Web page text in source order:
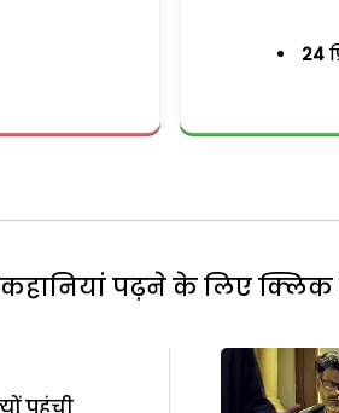
24
पढ़ने के लिए क्लिक
पहुंची